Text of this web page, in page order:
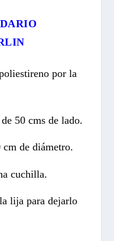
por la
50 cms de lado.
de diámetro.
cuchilla.
lija para dejarlo